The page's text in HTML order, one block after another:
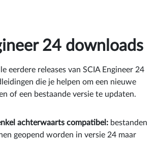
24 downloads
eerdere releases van SCIA Engineer 24
die je helpen om een nieuwe
of een bestaande versie te updaten.
achterwaarts compatibel​: bestanden
geopend worden in versie 24 maar